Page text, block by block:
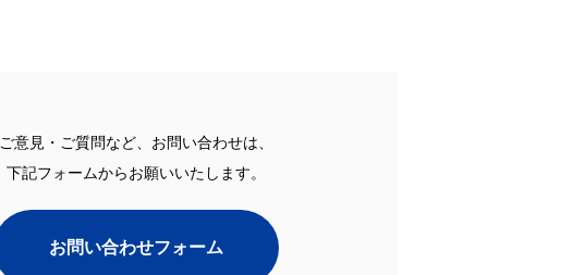
ご意見・ご質問など、お問い合わせは、
下記フォームからお願いいたします。
お問い合わせフォーム